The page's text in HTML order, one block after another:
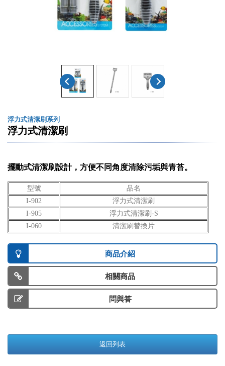
浮力式清潔刷系列
浮力式清潔刷
擺動式清潔刷設計，方便不同角度清除污垢與青苔。
型號
品名
I-902
浮力式清潔刷
I-905
浮力式清潔刷-S
I-060
清潔刷替換片
商品介紹
相關商品
問與答
返回列表